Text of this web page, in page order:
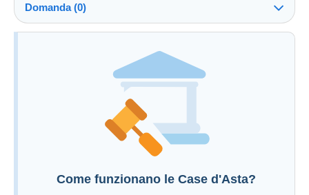
Informazioni aggiuntive alle condizioni di vendita
Domanda (0)
Per inviare una domanda devi aprire una
Aprire una sessione
Come funzionano le Case d'Asta?